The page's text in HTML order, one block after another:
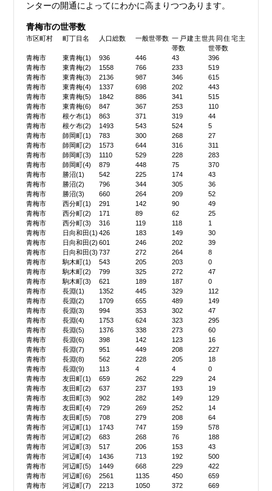
ンターの開通によってにわかに高まりつつあります。
青梅市の世帯数
市区町村 町丁目名 人口総数 一般世帯数 一戸建主世
帯数
共同住宅主
世帯数
青梅市
東青梅(1) 936 446 43
396
青梅市
東青梅(2) 1558 766 233
519
青梅市
東青梅(3) 2136 987 346
615
青梅市
東青梅(4) 1337 698 202
443
青梅市
東青梅(5) 1842 886 341
515
青梅市
東青梅(6) 847 367 253
110
青梅市
根ケ布(1) 863 371 319
44
青梅市
根ケ布(2) 1493 543 524
5
青梅市
師岡町(1) 783 300 268
27
青梅市
師岡町(2) 1573 644 316
311
青梅市
師岡町(3) 1110 529 228
283
青梅市
師岡町(4) 879 448 75
370
青梅市
勝沼(1) 542 225 174
43
青梅市
勝沼(2) 796 344 305
36
青梅市
勝沼(3) 660 264 209
52
青梅市
西分町(1) 291 142 90
49
青梅市
西分町(2) 171 89 62
25
青梅市
西分町(3) 316 119 118
1
青梅市
日向和田(1) 426 183 149
30
青梅市
日向和田(2) 601 246 202
39
青梅市
日向和田(3) 737 272 264
8
青梅市
駒木町(1) 543 205 203
0
青梅市
駒木町(2) 799 325 272
47
青梅市
駒木町(3) 621 189 187
0
青梅市
長淵(1) 1352 445 329
112
青梅市
長淵(2) 1709 655 489
149
青梅市
長淵(3) 994 353 302
47
青梅市
長淵(4) 1753 624 323
295
青梅市
長淵(5) 1376 338 273
60
青梅市
長淵(6) 398 142 123
16
青梅市
長淵(7) 951 449 208
227
青梅市
長淵(8) 562 228 205
18
青梅市
長淵(9) 113 4 4
0
青梅市
友田町(1) 659 262 229
24
青梅市
友田町(2) 637 237 193
19
青梅市
友田町(3) 902 282 149
129
青梅市
友田町(4) 729 269 252
14
青梅市
友田町(5) 708 279 208
64
青梅市
河辺町(1) 1743 747 159
578
青梅市
河辺町(2) 683 268 76
188
青梅市
河辺町(3) 517 206 153
43
青梅市
河辺町(4) 1436 713 192
500
青梅市
河辺町(5) 1449 668 229
422
青梅市
河辺町(6) 2561 1135 450
659
青梅市
河辺町(7) 2213 1050 372
669